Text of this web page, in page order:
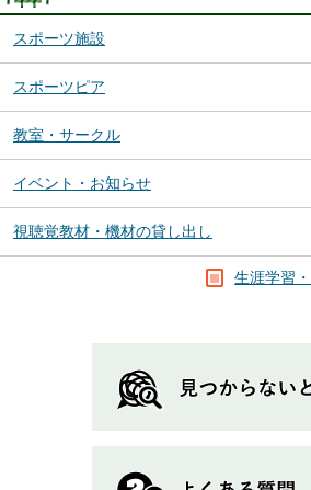
スポーツ施設
スポーツピア
教室・サークル
イベント・お知らせ
視聴覚教材・機材の貸し出し
生涯学習